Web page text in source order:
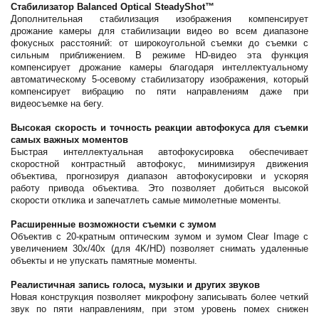
Стабилизатор Balanced Optical SteadyShot™
Дополнительная стабилизация изображения компенсирует
дрожание камеры для стабилизации видео во всем диапазоне
фокусных расстояний: от широкоугольной съемки до съемки с
сильным приближением. В режиме HD-видео эта функция
компенсирует дрожание камеры благодаря интеллектуальному
автоматическому 5-осевому стабилизатору изображения, который
компенсирует вибрацию по пяти направлениям даже при
видеосъемке на бегу.
Высокая скорость и точность реакции автофокуса для съемки
самых важных моментов
Быстрая интеллектуальная автофокусировка обеспечивает
скоростной контрастный автофокус, минимизируя движения
объектива, прогнозируя диапазон автофокусировки и ускоряя
работу привода объектива. Это позволяет добиться высокой
скорости отклика и запечатлеть самые мимолетные моменты.
Расширенные возможности съемки с зумом
Объектив с 20-кратным оптическим зумом и зумом Clear Image с
увеличением 30х/40х (для 4K/HD) позволяет снимать удаленные
объекты и не упускать памятные моменты.
Реалистичная запись голоса, музыки и других звуков
Новая конструкция позволяет микрофону записывать более четкий
звук по пяти направлениям, при этом уровень помех снижен